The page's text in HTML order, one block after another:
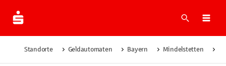
Suche
Standorte Geldautomaten Bayern Mindelstetten